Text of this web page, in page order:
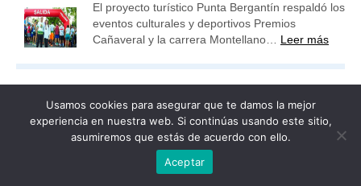
El proyecto turístico Punta Bergantín respaldó los
eventos culturales y deportivos Premios
Cañaveral y la carrera Montellano… Leer más
Usamos cookies para asegurar que te damos la mejor
experiencia en nuestra web. Si continúas usando este sitio,
asumiremos que estás de acuerdo con ello.
Aceptar
Publicidad Redacción Contacto
Todos los derechos reservados
Grupo Preferente